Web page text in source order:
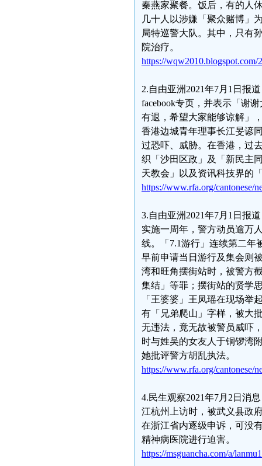
秦燕家聚餐。饭后，有的人
几十人以涉嫌「聚众赌博」
局特巡警大队。其中，只有
院治疗。
https://wqw2010.blogspot.com/
2.自由亚洲2021年7月1日报
facebook专页，并表示「谢
有退，希望大家能够谅解」
香港边城青年理事长江旻谚
过恐吓、威胁。在香港，过
织「沙田区政」及「新民主
天教会」以及资讯科技界的
https://www.rfa.org/cantonese/
3.自由亚洲2021年7月1日报
实施一周年，警方动员逾万
线。「7.1游行」连续第二年
早前申请当日游行及集会则
湾和旺角摆街站时，被警方
集结」等罪；摆街站的贤学
「王婆婆」王凤瑶在现场举
有「兄弟爬山」字样，被大
无违法，竟无故被警员威吓
时与姓吴的女友人于铜锣湾
她批评警方胡乱执法。
https://www.rfa.org/cantonese/
4.民生观察2021年7月2日消
江杭州上访时，被武义县政
在浙江省内逐级申诉，可没
精神病医院进行迫害。
https://msguancha.com/a/